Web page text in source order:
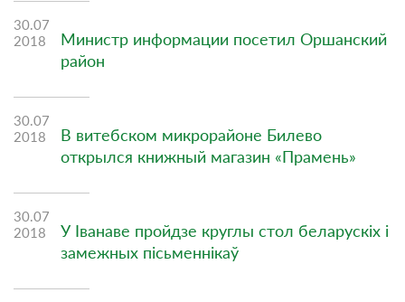
30.07
2018
Министр информации посетил Оршанский
район
30.07
2018
В витебском микрорайоне Билево
открылся книжный магазин «Прамень»
30.07
2018
У Іванаве пройдзе круглы стол беларускіх і
замежных пісьменнікаў